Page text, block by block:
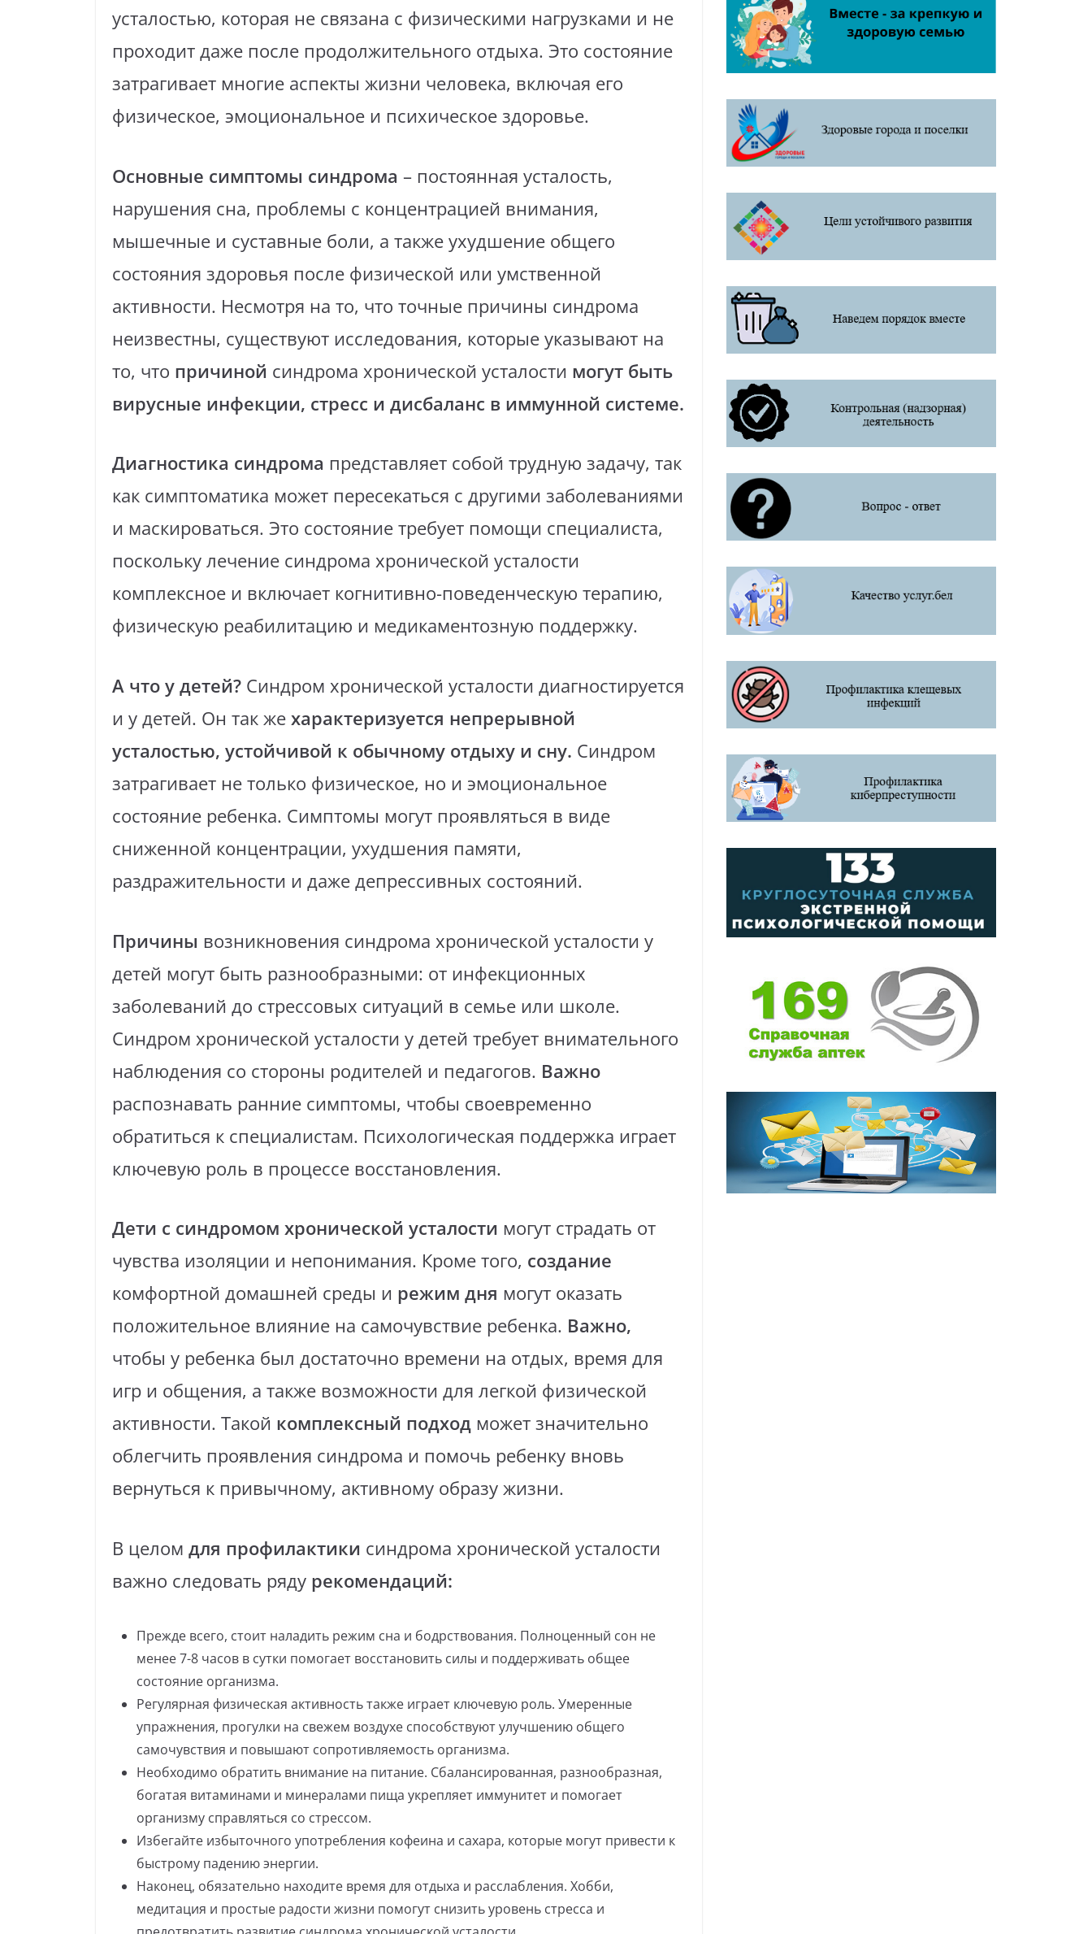
усталостью, которая не связана с физическими нагрузками и не
проходит даже после продолжительного отдыха. Это состояние
затрагивает многие аспекты жизни человека, включая его
физическое, эмоциональное и психическое здоровье.
Основные симптомы синдрома – постоянная усталость,
нарушения сна, проблемы с концентрацией внимания,
мышечные и суставные боли, а также ухудшение общего
состояния здоровья после физической или умственной
активности. Несмотря на то, что точные причины синдрома
неизвестны, существуют исследования, которые указывают на
то, что причиной синдрома хронической усталости могут быть
вирусные инфекции, стресс и дисбаланс в иммунной системе.
Диагностика синдрома представляет собой трудную задачу, так
как симптоматика может пересекаться с другими заболеваниями
и маскироваться. Это состояние требует помощи специалиста,
поскольку лечение синдрома хронической усталости
комплексное и включает когнитивно-поведенческую терапию,
физическую реабилитацию и медикаментозную поддержку.
А что у детей? Синдром хронической усталости диагностируется
и у детей. Он так жехарактеризуется непрерывной
усталостью, устойчивой к обычному отдыху и сну. Синдром
затрагивает не только физическое, но и эмоциональное
состояние ребенка. Симптомы могут проявляться в виде
сниженной концентрации, ухудшения памяти,
раздражительности и даже депрессивных состояний.
Причины возникновения синдрома хронической усталости у
детей могут быть разнообразными: от инфекционных
заболеваний до стрессовых ситуаций в семье или школе.
Синдром хронической усталости у детей требует внимательного
наблюдения со стороны родителей и педагогов. Важно
распознавать ранние симптомы, чтобы своевременно
обратиться к специалистам. Психологическая поддержка играет
ключевую роль в процессе восстановления.
Дети с синдромом хронической усталости могут страдать от
чувства изоляции и непонимания. Кроме того, создание
комфортной домашней среды и режим дня могут оказать
положительное влияние на самочувствие ребенка. Важно,
чтобы у ребенка был достаточно времени на отдых, время для
игр и общения, а также возможности для легкой физической
активности. Такой комплексный подход может значительно
облегчить проявления синдрома и помочь ребенку вновь
вернуться к привычному, активному образу жизни.
В целом для профилактики синдрома хронической усталости
важно следовать ряду рекомендаций:
Прежде всего, стоит наладить режим сна и бодрствования. Полноценный сон не
менее 7-8 часов в сутки помогает восстановить силы и поддерживать общее
состояние организма.
Регулярная физическая активность также играет ключевую роль. Умеренные
упражнения, прогулки на свежем воздухе способствуют улучшению общего
самочувствия и повышают сопротивляемость организма.
Необходимо обратить внимание на питание. Сбалансированная, разнообразная,
богатая витаминами и минералами пища укрепляет иммунитет и помогает
организму справляться со стрессом.
Избегайте избыточного употребления кофеина и сахара, которые могут привести к
быстрому падению энергии.
Наконец, обязательно находите время для отдыха и расслабления. Хобби,
медитация и простые радости жизни помогут снизить уровень стресса и